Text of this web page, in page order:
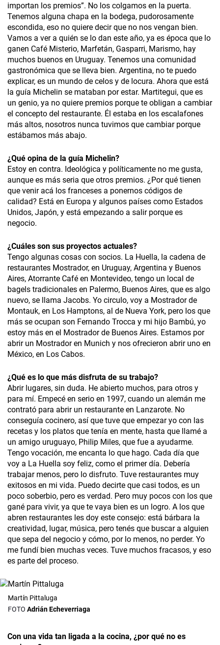
importan los premios”. No los colgamos en la puerta.
Tenemos alguna chapa en la bodega, pudorosamente
escondida, eso no quiere decir que no nos vengan bien.
Vamos a ver a quién se lo dan este año, ya es época que lo
ganen Café Misterio, Marfetán, Gasparri, Marismo, hay
muchos buenos en Uruguay. Tenemos una comunidad
gastronómica que se lleva bien. Argentina, no te puedo
explicar, es un mundo de celos y de locura. Ahora que está
la guía Michelin se mataban por estar. Martitegui, que es
un genio, ya no quiere premios porque te obligan a cambiar
el concepto del restaurante. Él estaba en los escalafones
más altos, nosotros nunca tuvimos que cambiar porque
estábamos más abajo.
¿Qué opina de la guía Michelin?
Estoy en contra. Ideológica y políticamente no me gusta,
aunque es más seria que otros premios. ¿Por qué tienen
que venir acá los franceses a ponernos códigos de
calidad? Está en Europa y algunos países como Estados
Unidos, Japón, y está empezando a salir porque es
negocio.
¿Cuáles son sus proyectos actuales?
Tengo algunas cosas con socios. La Huella, la cadena de
restaurantes Mostrador, en Uruguay, Argentina y Buenos
Aires, Atorrante Café en Montevideo, tengo un local de
bagels tradicionales en Palermo, Buenos Aires, que es algo
nuevo, se llama Jacobs. Yo circulo, voy a Mostrador de
Montauk, en Los Hamptons, al de Nueva York, pero los que
más se ocupan son Fernando Trocca y mi hijo Bambú, yo
estoy más en el Mostrador de Buenos Aires. Estamos por
abrir un Mostrador en Munich y nos ofrecieron abrir uno en
México, en Los Cabos.
¿Qué es lo que más disfruta de su trabajo?
Abrir lugares, sin duda. He abierto muchos, para otros y
para mí. Empecé en serio en 1997, cuando un alemán me
contrató para abrir un restaurante en Lanzarote. No
conseguía cocinero, así que tuve que empezar yo con las
recetas y los platos que tenía en mente, hasta que llamé a
un amigo uruguayo, Philip Miles, que fue a ayudarme.
Tengo vocación, me encanta lo que hago. Cada día que
voy a La Huella soy feliz, como el primer día. Debería
trabajar menos, pero lo disfruto. Tuve restaurantes muy
exitosos en mi vida. Puedo decirte que casi todos, es un
poco soberbio, pero es verdad. Pero muy pocos con los que
gané para vivir, ya que te vaya bien es un logro. A los que
abren restaurantes les doy este consejo: está bárbara la
creatividad, lugar, música, pero tenés que buscar a alguien
que sepa del negocio y cómo, por lo menos, no perder. Yo
me fundí bien muchas veces. Tuve muchos fracasos, y eso
es parte del proceso.
Martín Pittaluga
Adrián Echeverriaga
Con una vida tan ligada a la cocina, ¿por qué no es